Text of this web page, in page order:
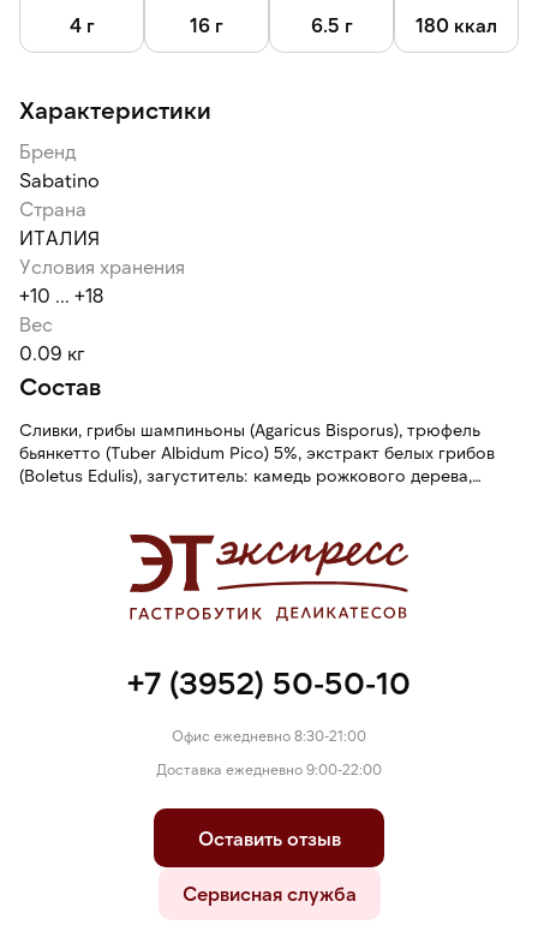
4 г 16 г 6.5 г 180 ккал
Характеристики
Бренд
Sabatino
Страна
ИТАЛИЯ
Условия хранения
+10 ... +18
Вес
0.09 кг
Состав
Сливки, грибы шампиньоны (Agaricus Bisporus), трюфель
бьянкетто (Tuber Albidum Pico) 5%, экстракт белых грибов
(Boletus Edulis), загуститель: камедь рожкового дерева,
+7 (3952) 50-50-10
Офис ежедневно 8:30-21:00
Доставка ежедневно 9:00-22:00
Оставить отзыв
Сервисная служба